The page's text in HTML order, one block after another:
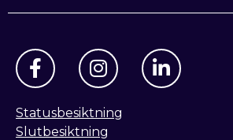
Statusbesiktning
Slutbesiktning